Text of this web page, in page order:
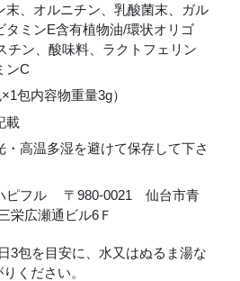
末、オルニチン、乳酸菌末、ガル
タミンE含有植物油/環状オリゴ
ン、酸味料、ラクトフェリン
ンC
包内容物重量3g）
載
・高温多湿を避けて保存して下さ
ピフル 〒980-0021 仙台市青
栄広瀬通ビル6Ｆ
3包を目安に、水又はぬるま湯な
ください。